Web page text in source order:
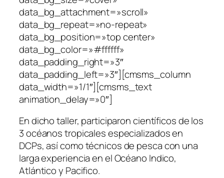
data_bg_attachment=»scroll»
data_bg_repeat=»no-repeat»
data_bg_position=»top center»
data_bg_color=»#ffffff»
data_padding_right=»3″
data_padding_left=»3″][cmsms_column
data_width=»1/1″][cmsms_text
animation_delay=»0″]
En dicho taller, participaron científicos de los
3 océanos tropicales especializados en
DCPs, así como técnicos de pesca con una
larga experiencia en el Océano Indico,
Atlántico y Pacifico.